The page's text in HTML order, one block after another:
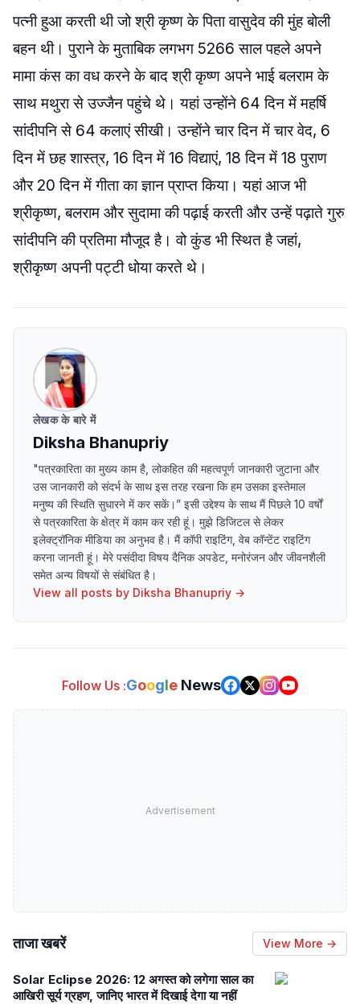
पत्नी हुआ करती थी जो श्री कृष्ण के पिता वासुदेव की मुंह बोली
बहन थी। पुराने के मुताबिक लगभग 5266 साल पहले अपने
मामा कंस का वध करने के बाद श्री कृष्ण अपने भाई बलराम के
साथ मथुरा से उज्जैन पहुंचे थे। यहां उन्होंने 64 दिन में महर्षि
सांदीपनि से 64 कलाएं सीखी। उन्होंने चार दिन में चार वेद, 6
दिन में छह शास्त्र, 16 दिन में 16 विद्याएं, 18 दिन में 18 पुराण
और 20 दिन में गीता का ज्ञान प्राप्त किया। यहां आज भी
श्रीकृष्ण, बलराम और सुदामा की पढ़ाई करती और उन्हें पढ़ाते गुरु
सांदीपनि की प्रतिमा मौजूद है। वो कुंड भी स्थित है जहां,
श्रीकृष्ण अपनी पट्टी धोया करते थे।
लेखक के बारे में
Diksha Bhanupriy
"पत्रकारिता का मुख्य काम है, लोकहित की महत्वपूर्ण जानकारी जुटाना और
उस जानकारी को संदर्भ के साथ इस तरह रखना कि हम उसका इस्तेमाल
मनुष्य की स्थिति सुधारने में कर सकें।” इसी उद्देश्य के साथ मैं पिछले 10 वर्षों
से पत्रकारिता के क्षेत्र में काम कर रही हूं। मुझे डिजिटल से लेकर
इलेक्ट्रॉनिक मीडिया का अनुभव है। मैं कॉपी राइटिंग, वेब कॉन्टेंट राइटिंग
करना जानती हूं। मेरे पसंदीदा विषय दैनिक अपडेट, मनोरंजन और जीवनशैली
समेत अन्य विषयों से संबंधित है।
View all posts by Diksha Bhanupriy →
Follow Us :Google News
Advertisement
ताजा खबरें View More →
Solar Eclipse 2026: 12 अगस्त को लगेगा साल का
आखिरी सूर्य ग्रहण, जानिए भारत में दिखाई देगा या नहीं